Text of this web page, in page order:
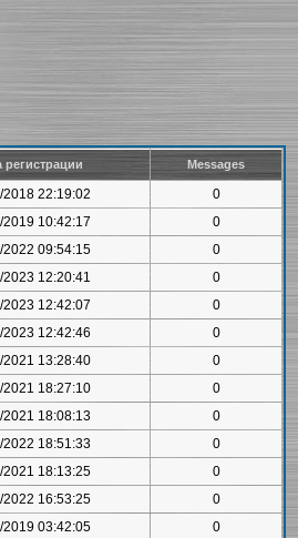
регистрации Messages
2018 22:19:02
0
2019 10:42:17
0
2022 09:54:15
0
2023 12:20:41
0
2023 12:42:07
0
2023 12:42:46
0
2021 13:28:40
0
2021 18:27:10
0
2021 18:08:13
0
2022 18:51:33
0
2021 18:13:25
0
2022 16:53:25
0
2019 03:42:05
0